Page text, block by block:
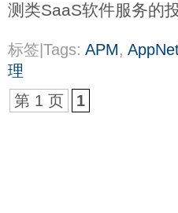
测类SaaS软件服务的
标签|Tags: APM,
理
第 1 页
1